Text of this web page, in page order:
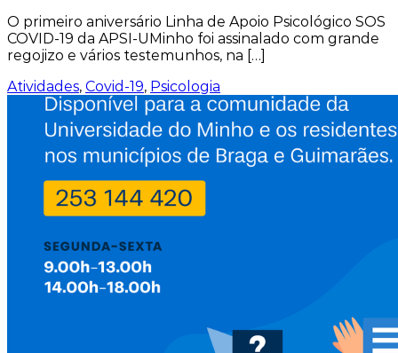
O primeiro aniversário Linha de Apoio Psicológico SOS
COVID-19 da APSI-UMinho foi assinalado com grande
regojizo e vários testemunhos, na […]
Atividades, Covid-19, Psicologia